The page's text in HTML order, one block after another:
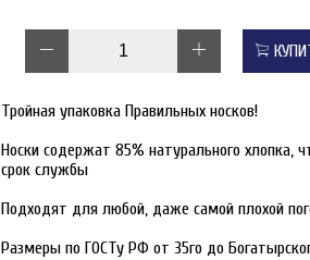
Наведите для
Тройная упаковка Правильных носков!
Носки содержат 85% натурального хлопка,
срок службы
Подходят для любой, даже самой плохой
Размеры по ГОСТу РФ от 35го до